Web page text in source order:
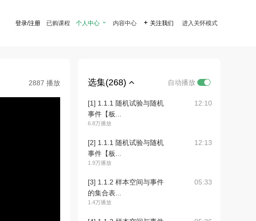
登录/注册 已购课程 个人中心  内容中心  关注我们 进入关怀模式
2887 播放 选集(268) 自动播放
[1] 1.1.1 随机试验与随机
事件【板...
6.8万播放
12:10
[2] 1.1.1 随机试验与随机
事件【板...
1.9万播放
12:13
[3] 1.1.2 样本空间与事件
的集合表...
1.4万播放
05:33